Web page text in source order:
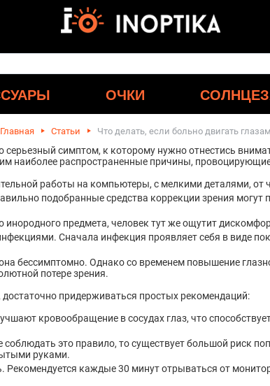
ОЧКИ
Главная Статьи Что делать, если больно двигать
серьезный симптом, к которому нужно отнестись
наиболее распространенные причины,
работы на компьютеры, с мелкими деталями, от
подобранные средства коррекции зрения
предмета, человек тут же ощутит
Сначала инфекция проявляет себя в виде
бессимптомно. Однако со временем повышение
потере зрения.
придерживаться простых рекомендаций:
кровообращение в сосудах глаз, что
это правило, то существует большой риск
руками.
каждые 30 минут отрываться от